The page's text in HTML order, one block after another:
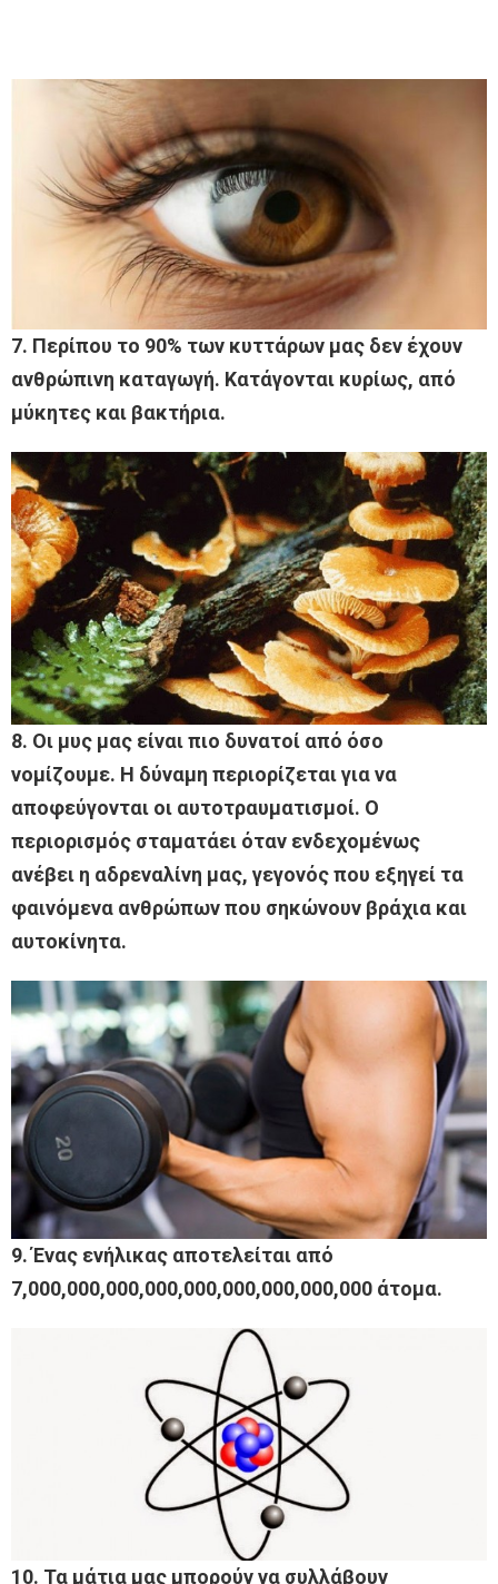
7. Περίπου το 90% των κυττάρων μας δεν έχουν
ανθρώπινη καταγωγή. Κατάγονται κυρίως, από
μύκητες και βακτήρια.
8. Οι μυς μας είναι πιο δυνατοί από όσο
νομίζουμε. Η δύναμη περιορίζεται για να
αποφεύγονται οι αυτοτραυματισμοί. Ο
περιορισμός σταματάει όταν ενδεχομένως
ανέβει η αδρεναλίνη μας, γεγονός που εξηγεί τα
φαινόμενα ανθρώπων που σηκώνουν βράχια και
αυτοκίνητα.
9. Ένας ενήλικας αποτελείται από
7,000,000,000,000,000,000,000,000,000 άτομα.
10. Τα μάτια μας μπορούν να συλλάβουν